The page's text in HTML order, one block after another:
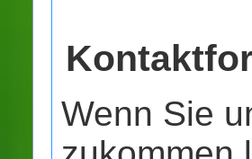
Wenn Sie